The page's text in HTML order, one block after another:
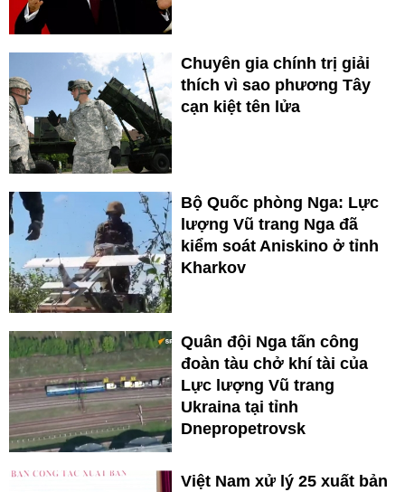
Chuyên gia chính trị giải
thích vì sao phương Tây
cạn kiệt tên lửa
Bộ Quốc phòng Nga: Lực
lượng Vũ trang Nga đã
kiểm soát Aniskino ở tỉnh
Kharkov
Quân đội Nga tấn công
đoàn tàu chở khí tài của
Lực lượng Vũ trang
Ukraina tại tỉnh
Dnepropetrovsk
Việt Nam xử lý 25 xuất bản